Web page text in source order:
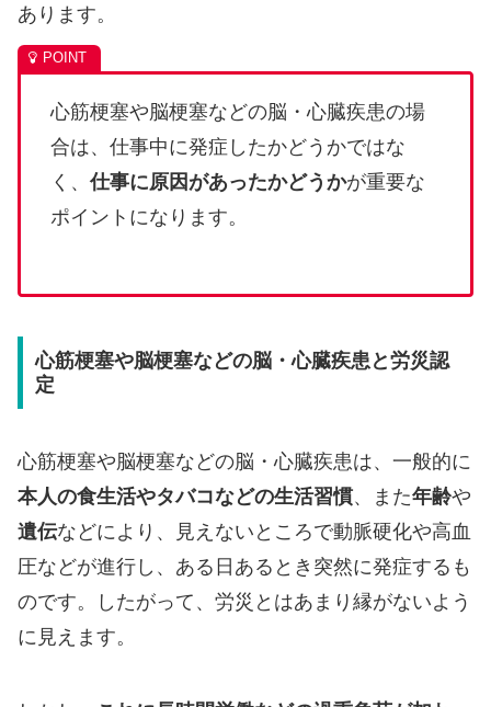
あります。
心筋梗塞や脳梗塞などの脳・心臓疾患の場
合は、仕事中に発症したかどうかではな
く、 仕事に原因があったかどうかが重要な
ポイントになります。
心筋梗塞や脳梗塞などの脳・心臓疾患と労災認
定
心筋梗塞や脳梗塞などの脳・心臓疾患は、一般的に
本人の食生活やタバコなどの生活習慣、また年齢や
遺伝などにより、見えないところで動脈硬化や高血
圧などが進行し、ある日あるとき突然に発症するも
のです。したがって、労災とはあまり縁がないよう
に見えます。